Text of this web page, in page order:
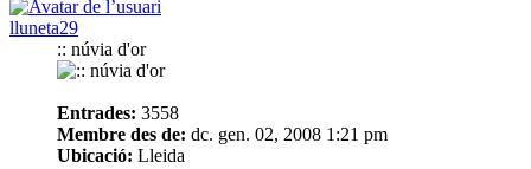
lluneta29
:: núvia d'or
Entrades: 3558
Membre des de: dc. gen. 02, 2008 1:21 pm
Ubicació: Lleida